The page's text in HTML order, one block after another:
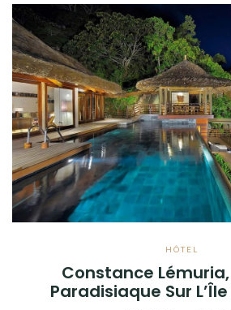
HÔTEL
Constance
Paradisiaque Sur